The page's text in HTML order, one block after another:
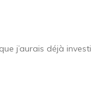
j’aurais déjà investi